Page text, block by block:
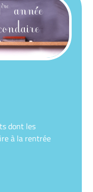
dont les
à la rentrée